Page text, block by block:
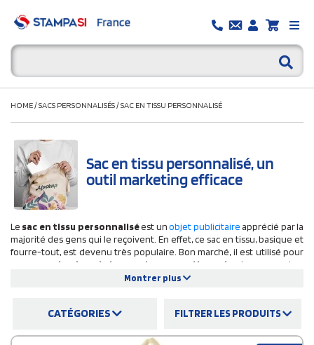
HOME/SACS PERSONNALISÉS/SAC EN TISSU PERSONNALISÉ
Sac en tissu personnalisé, un
outil marketing efficace
Le sac en tissu personnaliséest unobjet publicitaire apprécié par la
majorité des gens qui le reçoivent. En effet, ce sac en tissu, basique et
fourre-tout, est devenu très populaire. Bon marché, il est utilisé pour
promouvoir des événements promotionnels
. Le sac coton
personnalisable pas cher est utilisé quotidiennement. Vous pouvez
pourquoi il est si apprécié ! Son utilité quotidienne en fait un support
Montrer plus
CATÉGORIES FILTRER LES PRODUITS